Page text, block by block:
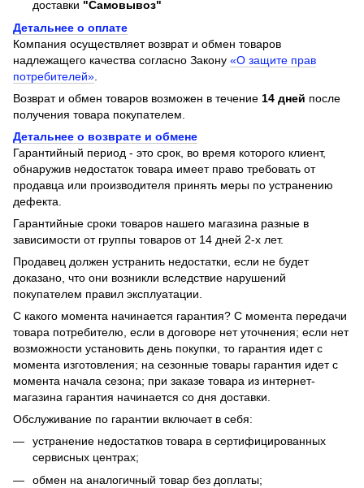
доставки "Самовывоз"
Детальнее о оплате
Компания осуществляет возврат и обмен товаров
надлежащего качества согласно Закону «О защите прав
потребителей»
Возврат и обмен товаров возможен в течение 14 дней после
получения товара покупателем.
Детальнее о возврате и обмене
Гарантийный период - это срок, во время которого клиент,
обнаружив недостаток товара имеет право требовать от
продавца или производителя принять меры по устранению
дефекта.
Гарантийные сроки товаров нашего магазина разные в
зависимости от группы товаров от 14 дней 2-х лет.
Продавец должен устранить недостатки, если не будет
доказано, что они возникли вследствие нарушений
покупателем правил эксплуатации.
С какого момента начинается гарантия? С момента передачи
товара потребителю, если в договоре нет уточнения; если нет
возможности установить день покупки, то гарантия идет с
момента изготовления; на сезонные товары гарантия идет с
момента начала сезона; при заказе товара из интернет-
магазина гарантия начинается со дня доставки.
Обслуживание по гарантии включает в себя:
устранение недостатков товара в сертифицированных
сервисных центрах;
обмен на аналогичный товар без доплаты;